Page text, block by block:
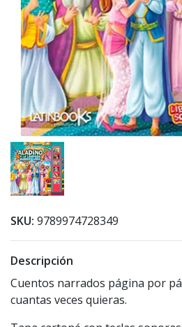
SKU: 9789974728349
Descripción
Cuentos narrados página por
cuantas veces quieras.